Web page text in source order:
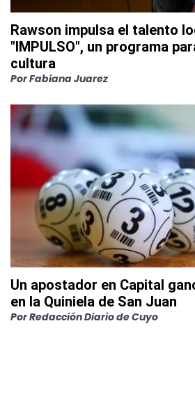
Rawson impulsa el talento
"IMPULSO", un programa
cultura
PorFabiana Juarez
Un apostador en Capital
en la Quiniela de San Juan
PorRedacción Diario de Cuyo